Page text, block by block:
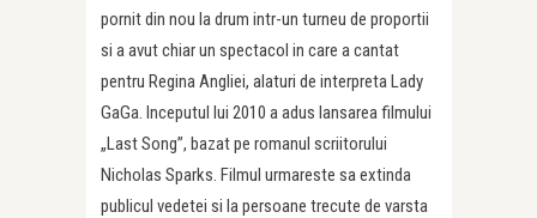
pornit din nou la drum intr-un turneu de proportii
si a avut chiar un spectacol in care a cantat
pentru Regina Angliei, alaturi de interpreta Lady
GaGa. Inceputul lui 2010 a adus lansarea filmului
„Last Song”, bazat pe romanul scriitorului
Nicholas Sparks. Filmul urmareste sa extinda
publicul vedetei si la persoane trecute de varsta